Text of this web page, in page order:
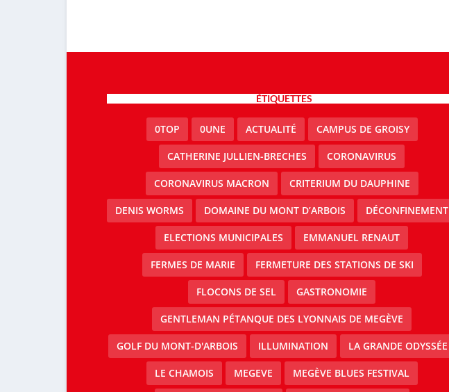
ÉTIQUETTES
0TOP 0UNE ACTUALITÉ CAMPUS DE GROISY
CATHERINE JULLIEN-BRECHES CORONAVIRUS
CORONAVIRUS MACRON CRITERIUM DU DAUPHINE
DENIS WORMS DOMAINE DU MONT D’ARBOIS DÉCONFINEMENT
ELECTIONS MUNICIPALES EMMANUEL RENAUT
FERMES DE MARIE FERMETURE DES STATIONS DE SKI
FLOCONS DE SEL GASTRONOMIE
GENTLEMAN PÉTANQUE DES LYONNAIS DE MEGÈVE
GOLF DU MONT-D'ARBOIS ILLUMINATION LA GRANDE ODYSSÉE
LE CHAMOIS MEGEVE MEGÈVE BLUES FESTIVAL